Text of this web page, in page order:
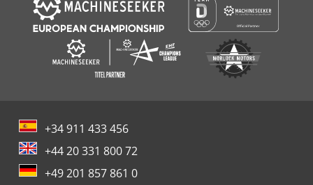
+34 911 433 456
+44 20 331 800 72
+49 201 857 861 0